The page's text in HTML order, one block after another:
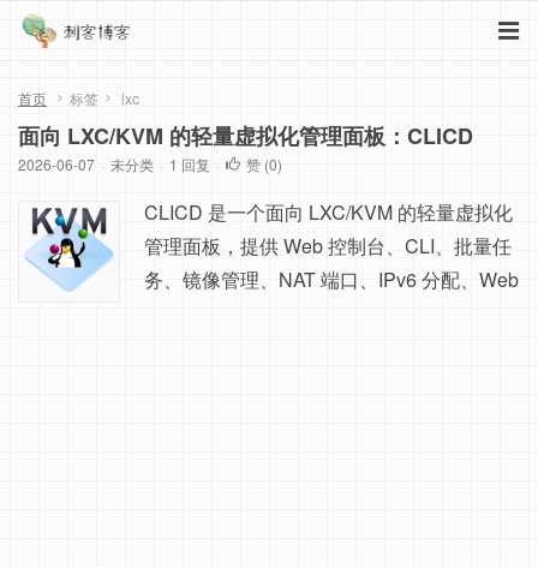
首页 标签 lxc
面向 LXC/KVM 的轻量虚拟化管理面板：CLICD
2026-06-07 · 未分类 · 1 回复 · 赞 (0)
CLICD 是一个面向 LXC/KVM 的轻量虚拟化
管理面板，提供 Web 控制台、CLI、批量任
务、镜像管理、NAT 端口、IPv6 分配、Web